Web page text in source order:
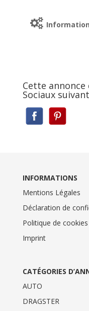
Cette annonce
Sociaux
INFORMATIONS
Mentions Légales
Déclaration de
Politique de cookies
Imprint
CATÉGORIES
AUTO
DRAGSTER